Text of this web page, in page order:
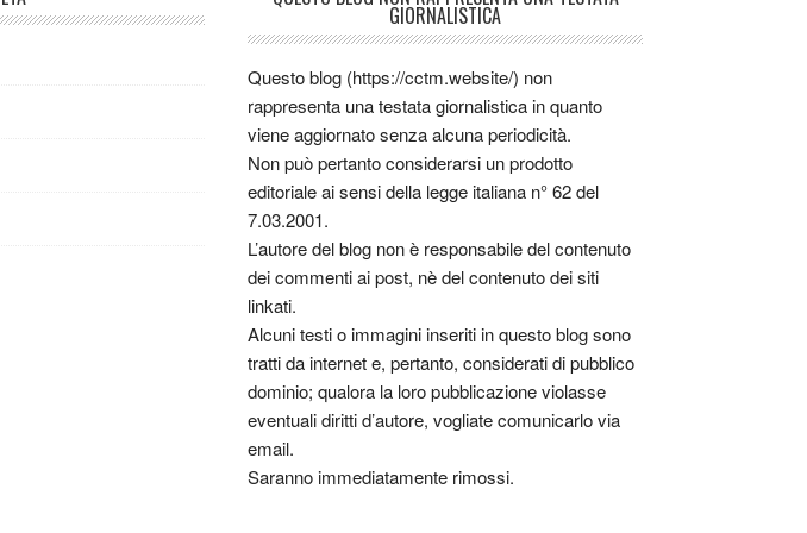
GIORNALISTICA
Questo blog (https://cctm.website/) non
rappresenta una testata giornalistica in quanto
viene aggiornato senza alcuna periodicità.
Non può pertanto considerarsi un prodotto
editoriale ai sensi della legge italiana n° 62 del
7.03.2001.
L’autore del blog non è responsabile del contenuto
dei commenti ai post, nè del contenuto dei siti
linkati.
Alcuni testi o immagini inseriti in questo blog sono
tratti da internet e, pertanto, considerati di pubblico
dominio; qualora la loro pubblicazione violasse
eventuali diritti d’autore, vogliate comunicarlo via
email.
Saranno immediatamente rimossi.